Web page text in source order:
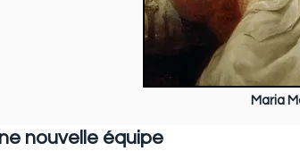
Maria
nouvelle équipe